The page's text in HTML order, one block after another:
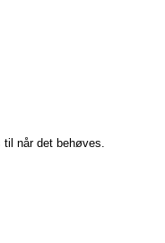
når det behøves.